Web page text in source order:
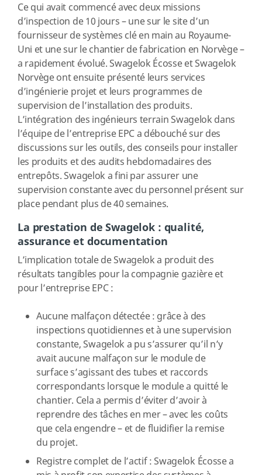
Ce qui avait commencé avec deux missions
d’inspection de 10 jours – une sur le site d’un
fournisseur de systèmes clé en main au Royaume-
Uni et une sur le chantier de fabrication en Norvège –
a rapidement évolué. Swagelok Écosse et Swagelok
Norvège ont ensuite présenté leurs services
d’ingénierie projet et leurs programmes de
supervision de l’installation des produits.
L’intégration des ingénieurs terrain Swagelok dans
l’équipe de l’entreprise EPC a débouché sur des
discussions sur les outils, des conseils pour installer
les produits et des audits hebdomadaires des
entrepôts. Swagelok a fini par assurer une
supervision constante avec du personnel présent sur
place pendant plus de 40 semaines.
La prestation de Swagelok : qualité,
assurance et documentation
L’implication totale de Swagelok a produit des
résultats tangibles pour la compagnie gazière et
pour l’entreprise EPC :
Aucune malfaçon détectée : grâce à des
inspections quotidiennes et à une supervision
constante, Swagelok a pu s’assurer qu’il n’y
avait aucune malfaçon sur le module de
surface s’agissant des tubes et raccords
correspondants lorsque le module a quitté le
chantier. Cela a permis d’éviter d’avoir à
reprendre des tâches en mer – avec les coûts
que cela engendre – et de fluidifier la remise
du projet.
Registre complet de l’actif : Swagelok Écosse a